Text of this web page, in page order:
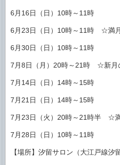
6月16日（日）10時～11時
6月23日（日）10時～11時 ☆満
6月30日（日）10時～11時
7月8日（月）20時～21時 ☆新月
7月14日（日）14時～15時
7月21日（日）14時～15時
7月23日（火）20時～21時半 ☆
7月28日（日）10時～11時
【場所】汐留サロン（大江戸線